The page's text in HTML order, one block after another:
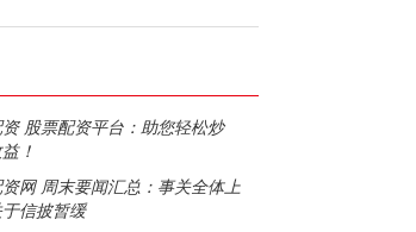
股票配资平台：助您轻松炒
！
网 周末要闻汇总：事关全体上
信披暂缓